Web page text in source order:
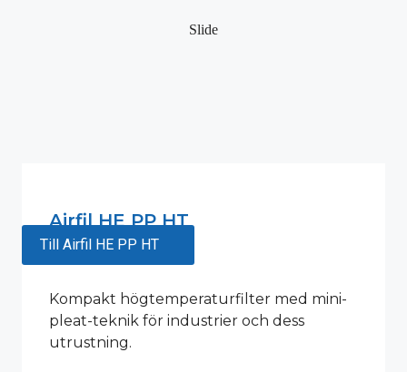
Slide
Airfil HE PP HT
Till Airfil HE PP HT
Kompakt högtemperaturfilter med mini-
pleat-teknik för industrier och dess
utrustning.